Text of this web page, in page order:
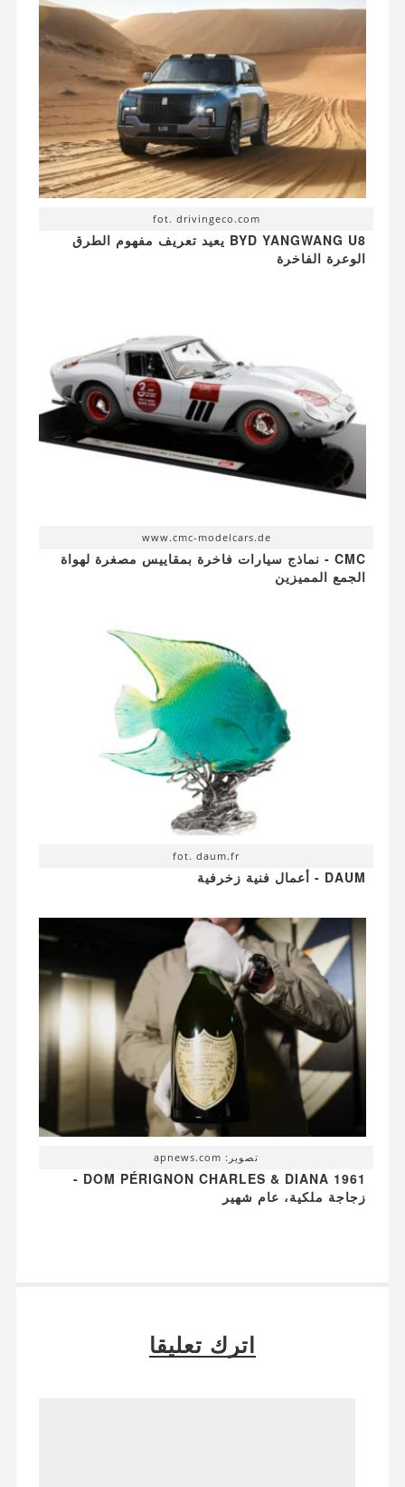
fot. drivingeco.com
BYD YANGWANG U8 يعيد تعريف مفهوم الطرق
الوعرة الفاخرة
www.cmc-modelcars.de
CMC - نماذج سيارات فاخرة بمقاييس مصغرة لهواة
الجمع المميزين
fot. daum.fr
DAUM - أعمال فنية زخرفية
تصوير: apnews.com
DOM PÉRIGNON CHARLES & DIANA 1961 -
زجاجة ملكية، عام شهير
اترك تعليقا